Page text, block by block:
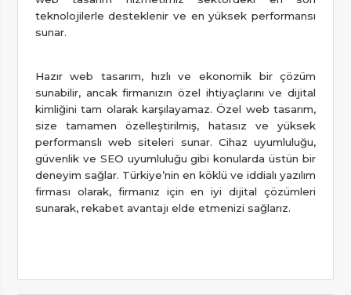
teknolojilerle desteklenir ve en yüksek performansı
sunar.
Hazır web tasarım, hızlı ve ekonomik bir çözüm
sunabilir, ancak firmanızın özel ihtiyaçlarını ve dijital
kimliğini tam olarak karşılayamaz. Özel web tasarım,
size tamamen özelleştirilmiş, hatasız ve yüksek
performanslı web siteleri sunar. Cihaz uyumluluğu,
güvenlik ve SEO uyumluluğu gibi konularda üstün bir
deneyim sağlar. Türkiye’nin en köklü ve iddialı yazılım
firması olarak, firmanız için en iyi dijital çözümleri
sunarak, rekabet avantajı elde etmenizi sağlarız.